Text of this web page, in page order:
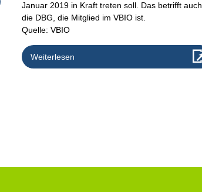
Januar 2019 in Kraft treten soll. Das betrifft auch
die DBG, die Mitglied im VBIO ist.
Quelle: VBIO
Weiterlesen